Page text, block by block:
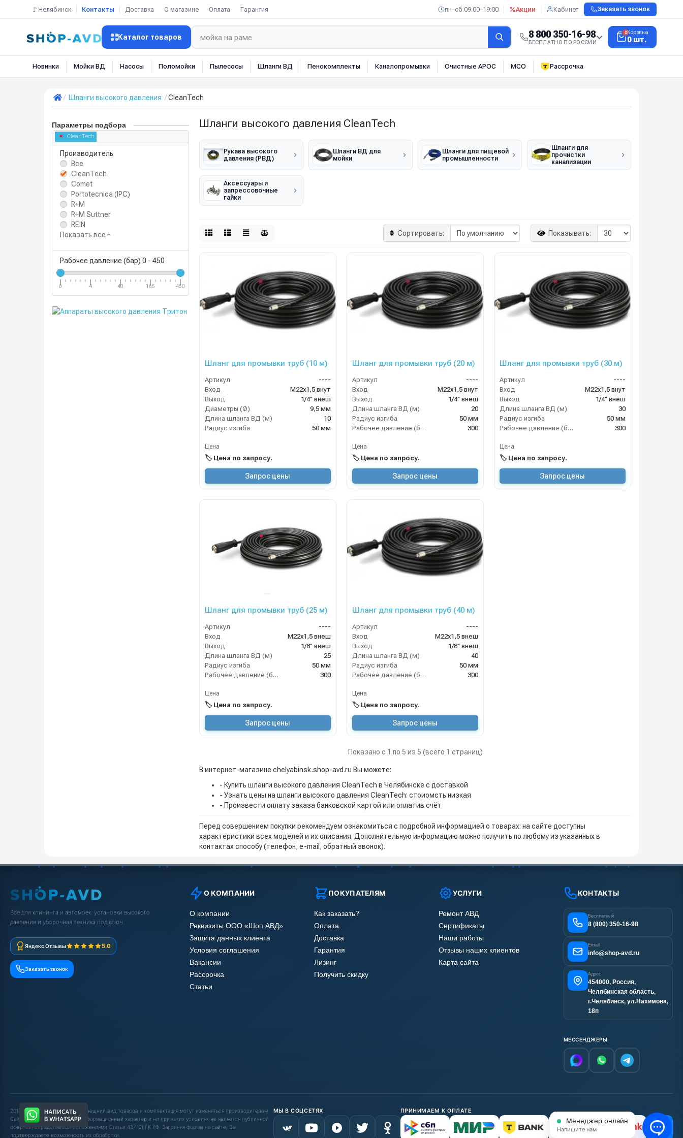
🚩Челябинск Контакты Доставка О магазине Оплата Гарантия пн–сб 09:00–19:00 Акции Кабинет Заказать звонок
Каталог товаров 8 800 350-16-98
БЕСПЛАТНО ПО РОССИИ
0Корзина
0 шт.
Новинки Мойки ВД Насосы Поломойки Пылесосы Шланги ВД Пенокомплекты Каналопромывки Очистные АРОС МСО Рассрочка
Шланги высокого давления CleanTech
Параметры подбора
CleanTech
Производитель
Все
CleanTech
Comet
Portotecnica (IPC)
R+M
R+M Suttner
REIN
Показать все
Рабочее давление (бар) 0 - 450
0 4 40 165 450
Шланги высокого давления CleanTech
Рукава высокого
давления (РВД)
Шланги ВД для
мойки
Шланги для пищевой
промышленности
Шланги для
прочистки
канализации
Аксессуары и
запрессовочные
гайки
Сортировать: Показывать:
Шланг для промывки труб (10 м)
Артикул
----
Вход
М22х1,5 внут
Выход
1/4" внеш
Диаметры (Ø)
9,5 мм
Длина шланга ВД (м)
10
Радиус изгиба
50 мм
Цена
🏷️ Цена по запросу.
Запрос цены
Шланг для промывки труб (20 м)
Артикул
----
Вход
М22х1,5 внут
Выход
1/4" внеш
Длина шланга ВД (м)
20
Радиус изгиба
50 мм
Рабочее давление (бар)
300
Цена
🏷️ Цена по запросу.
Запрос цены
Шланг для промывки труб (30 м)
Артикул
----
Вход
М22х1,5 внут
Выход
1/4" внеш
Длина шланга ВД (м)
30
Радиус изгиба
50 мм
Рабочее давление (бар)
300
Цена
🏷️ Цена по запросу.
Запрос цены
Шланг для промывки труб (25 м)
Артикул
----
Вход
М22х1,5 внеш
Выход
1/8" внеш
Длина шланга ВД (м)
25
Радиус изгиба
50 мм
Рабочее давление (бар)
300
Цена
🏷️ Цена по запросу.
Запрос цены
Шланг для промывки труб (40 м)
Артикул
----
Вход
М22х1,5 внеш
Выход
1/8" внеш
Длина шланга ВД (м)
40
Радиус изгиба
50 мм
Рабочее давление (бар)
300
Цена
🏷️ Цена по запросу.
Запрос цены
Показано с 1 по 5 из 5 (всего 1 страниц)
В интернет-магазине chelyabinsk.shop-avd.ru Вы можете:
- Купить шланги высокого давления CleanTech в Челябинске с доставкой
- Узнать цены на шланги высокого давления CleanTech: стоиомсть низкая
- Произвести оплату заказа банковской картой или оплатив счёт
Перед совершением покупки рекомендуем ознакомиться с подробной информацией о товарах: на сайте доступны
характеристики всех моделей и их описания. Дополнительную информацию можно получить по любому из указанных в
контактах способу (телефон, e-mail, обратный звонок).
Всё для клининга и автомоек: установки высокого
давления и уборочная техника под ключ.
Яндекс Отзывы 5.0
Заказать звонок
О КОМПАНИИ
О компании
Реквизиты ООО «Шоп АВД»
Защита данных клиента
Условия соглашения
Вакансии
Рассрочка
Статьи
ПОКУПАТЕЛЯМ
Как заказать?
Оплата
Доставка
Гарантия
Лизинг
Получить скидку
УСЛУГИ
Ремонт АВД
Сертификаты
Наши работы
Отзывы наших клиентов
Карта сайта
КОНТАКТЫ
Бесплатный
8 (800) 350-16-98
Email
info@shop-avd.ru
Адрес
454000, Россия,
Челябинская область,
г.Челябинск, ул.Нахимова,
18п
МЕССЕНДЖЕРЫ
2017-2025 © ООО "ШОП АВД". Внешний вид товаров и комплектация могут изменяться производителем.
Сайт носит исключительно информационный характер и ни при каких условиях не является публичной
офертой, определяемой положениями Статьи 437 (2) ГК РФ. Заполняя формы на сайте, Вы
подтверждаете возможность их обработки.
МЫ В СОЦСЕТЯХ ПРИНИМАЕМ К ОПЛАТЕ
С НДС
Менеджер онлайн
Напишите нам